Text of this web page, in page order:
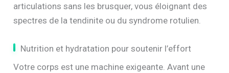
articulations sans les brusquer, vous éloignant des
spectres de la tendinite ou du syndrome rotulien.
Nutrition et hydratation pour soutenir l’effort
Votre corps est une machine exigeante. Avant une